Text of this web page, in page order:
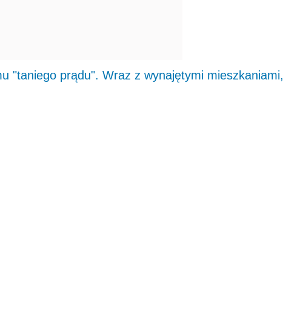
"taniego prądu". Wraz z wynajętymi mieszkaniami,